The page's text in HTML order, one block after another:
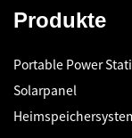
Produkte
Portable Power
Solarpanel